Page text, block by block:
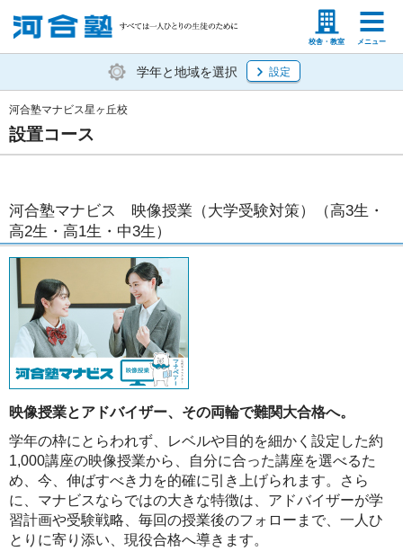
校舎・教室 メニュー
塾生の方 高等学校の先生
学年と地域を選択 設定
設置コース
河合塾マナビス星ヶ丘校
河合塾マナビス 映像授業（大学受験対策）（高3生・
高2生・高1生・中3生）
映像授業とアドバイザー、その両輪で難関大合格へ。
学年の枠にとらわれず、レベルや目的を細かく設定した約
1,000講座の映像授業から、自分に合った講座を選べるた
め、今、伸ばすべき力を的確に引き上げられます。さら
に、マナビスならではの大きな特徴は、アドバイザーが学
習計画や受験戦略、毎回の授業後のフォローまで、一人ひ
とりに寄り添い、現役合格へ導きます。